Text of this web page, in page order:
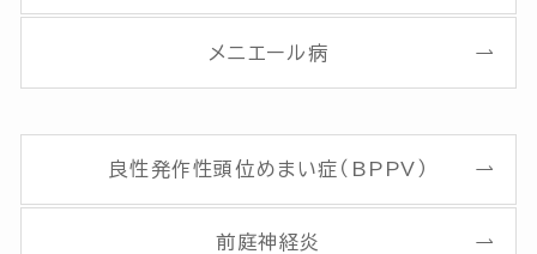
メニエール病
良性発作性頭位めまい症（BPPV）
前庭神経炎